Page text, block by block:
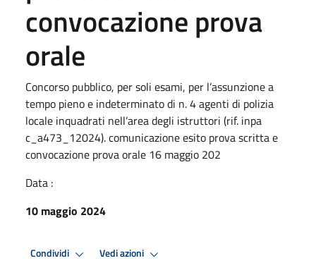
convocazione prova
orale
Concorso pubblico, per soli esami, per l’assunzione a
tempo pieno e indeterminato di n. 4 agenti di polizia
locale inquadrati nell’area degli istruttori (rif. inpa
c_a473_12024). comunicazione esito prova scritta e
convocazione prova orale 16 maggio 202
Data :
10 maggio 2024
Condividi Vedi azioni